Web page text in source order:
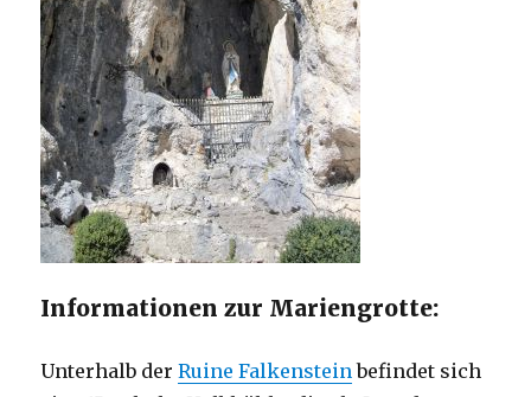
Informationen zur Mariengrotte:
Unterhalb derRuine Falkensteinbefindet sich